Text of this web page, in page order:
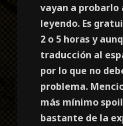
vayan a probarlo
leyendo. Es
2 o 5 horas y
traducción al
por lo que no
problema.
más mínimo
bastante de la